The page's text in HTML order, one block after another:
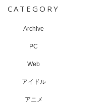
CATEGORY
Archive
PC
Web
アイドル
アニメ